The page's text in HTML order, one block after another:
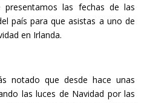
las fechas de las
país para que asistas a uno de
en Irlanda.
notado que desde hace unas
las luces de Navidad por las